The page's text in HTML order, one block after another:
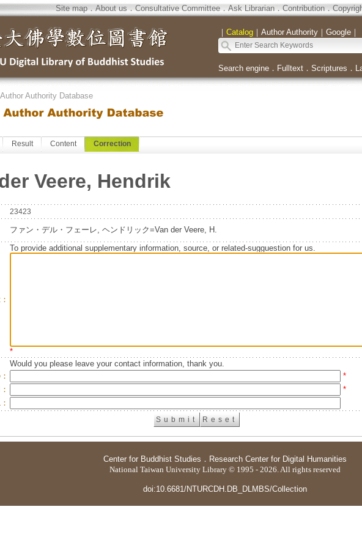
Site map．About us．Consultative Committee．Ask Librarian．Contribution．
｜ Catalog｜ Author Authority｜ Google｜
Search engine． Fulltext． Scriptures ．
Authority Database
Result Content Correction
Veere, Hendrik
23423
ファン・デル・フェーレ, ヘンドリック=Van der Veere, H.
To provide additional supplementary information, source, or related-sugguestion for us.
*
Would you please leave your contact information, thank you.
*
*
Center for Buddhist Studies ． Research Center for Digital Humanities
National Taiwan University Library © 1995 - 2026. All rights reserved
doi:10.6681/NTURCDH.DB_DLMBS/Collection